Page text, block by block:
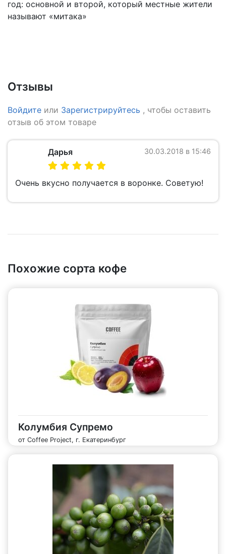
год: основной и второй, который местные жители
называют «митака»
Отзывы
Войдите или Зарегистрируйтесь , чтобы оставить
отзыв об этом товаре
Дарья 30.03.2018 в 15:46
Очень вкусно получается в воронке. Советую!
Похожие сорта кофе
Колумбия Супремо
от Coffee Project, г. Екатеринбург